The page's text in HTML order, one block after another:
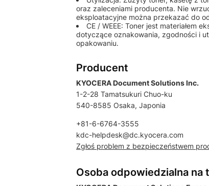
oraz zaleceniami producenta. Nie
eksploatacyjne można przekazać do
CE / WEEE: Toner jest materiałem
dotyczące oznakowania, zgodności i
opakowaniu.
Producent
KYOCERA Document Solutions Inc.
1-2-28 Tamatsukuri Chuo-ku
540-8585 Osaka, Japonia
+81-6-6764-3555
kdc-helpdesk@dc.kyocera.com
Zgłoś problem z bezpieczeństwem
Osoba odpowiedzialna na